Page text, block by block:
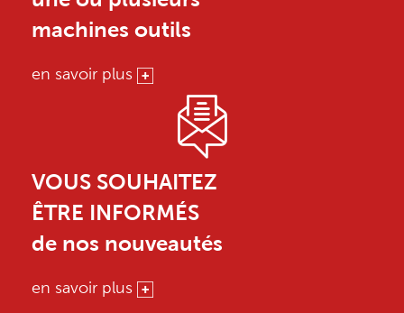
machines outils
en savoir plus
VOUS SOUHAITEZ
ÊTRE INFORMÉS
de nos nouveautés
en savoir plus